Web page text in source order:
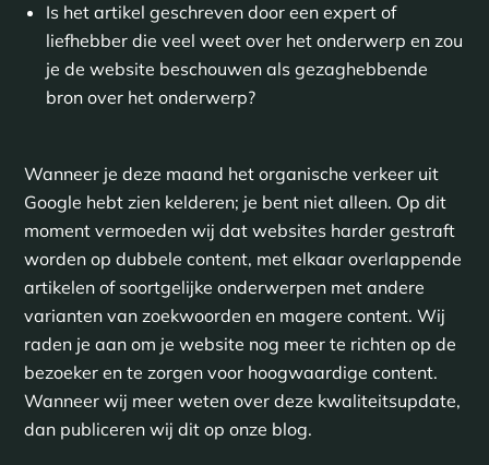
Is het artikel geschreven door een expert of
liefhebber die veel weet over het onderwerp en zou
je de website beschouwen als gezaghebbende
bron over het onderwerp?
Wanneer je deze maand het organische verkeer uit
Google hebt zien kelderen; je bent niet alleen. Op dit
moment vermoeden wij dat websites harder gestraft
worden op dubbele content, met elkaar overlappende
artikelen of soortgelijke onderwerpen met andere
varianten van zoekwoorden en magere content. Wij
raden je aan om je website nog meer te richten op de
bezoeker en te zorgen voor hoogwaardige content.
Wanneer wij meer weten over deze kwaliteitsupdate,
dan publiceren wij dit op onze blog.